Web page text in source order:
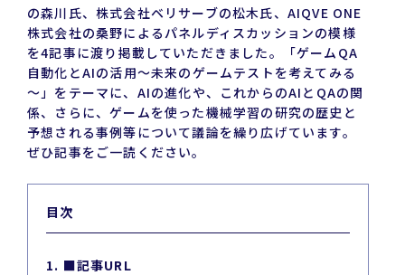
の森川氏、株式会社ベリサーブの松木氏、AIQVE ONE
株式会社の桑野によるパネルディスカッションの模様
を4記事に渡り掲載していただきました。「ゲームQA
自動化とAIの活用～未来のゲームテストを考えてみる
～」をテーマに、AIの進化や、これからのAIとQAの関
係、さらに、ゲームを使った機械学習の研究の歴史と
予想される事例等について議論を繰り広げています。
ぜひ記事をご一読ください。
目次
1. ■記事URL